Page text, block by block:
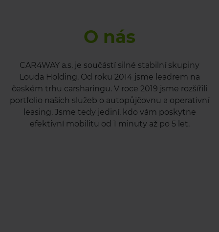
O nás
CAR4WAY a.s. je součástí silné stabilní skupiny
Louda Holding. Od roku 2014 jsme leadrem na
českém trhu carsharingu. V roce 2019 jsme rozšířili
portfolio našich služeb o autopůjčovnu a operativní
leasing. Jsme tedy jediní, kdo vám poskytne
efektivní mobilitu od 1 minuty až po 5 let.